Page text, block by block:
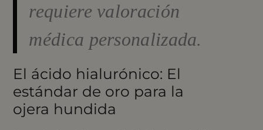
requiere valoración
médica personalizada.
El ácido hialurónico: El
estándar de oro para la
ojera hundida